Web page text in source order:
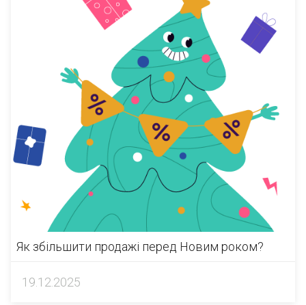
Як збільшити продажі перед Новим роком?
19.12.2025